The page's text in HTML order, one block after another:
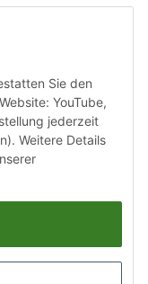
Sie den
YouTube,
jederzeit
Weitere Details